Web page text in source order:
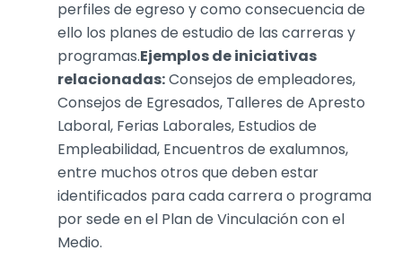
perfiles de egreso y como consecuencia de
ello los planes de estudio de las carreras y
programas.Ejemplos de iniciativas
relacionadas:Consejos de empleadores,
Consejos de Egresados, Talleres de Apresto
Laboral, Ferias Laborales, Estudios de
Empleabilidad, Encuentros de exalumnos,
entre muchos otros que deben estar
identificados para cada carrera o programa
por sede en el Plan de Vinculación con el
Medio.